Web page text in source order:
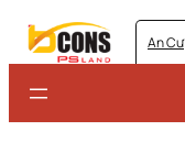
An Cư